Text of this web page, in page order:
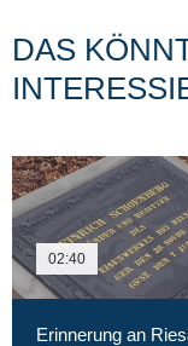
DAS
02:40
Erinnerung an